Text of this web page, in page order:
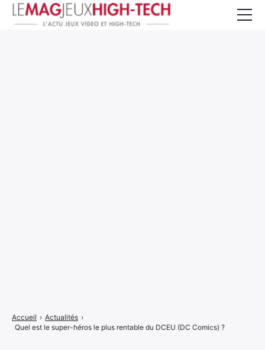
Accueil › Actualités ›
Quel est le super-héros le plus rentable du DCEU (DC Comics) ?